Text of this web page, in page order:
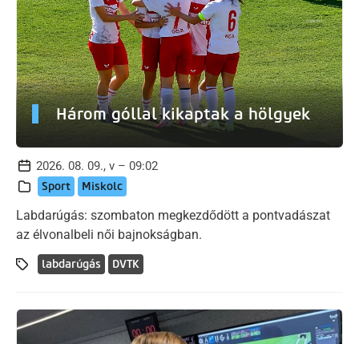
Három góllal kikaptak a hölgyek
2026. 08. 09., v – 09:02
Sport Miskolc
Labdarúgás: szombaton megkezdődött a pontvadászat
az élvonalbeli női bajnokságban.
labdarúgás DVTK